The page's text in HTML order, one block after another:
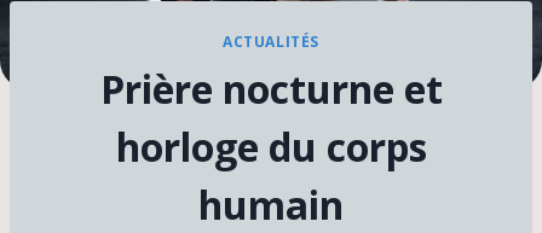
ACTUALITÉS
Prière nocturne et
horloge du corps
humain